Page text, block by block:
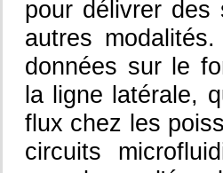
pour délivrer des
autres
données sur le
la ligne latérale,
flux chez les
circuits